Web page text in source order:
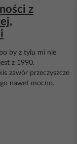
z
by z tylu mi nie
z 1990.
zawór przeczyszcze
nawet mocno.